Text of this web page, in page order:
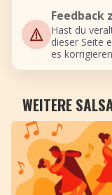
Feedback
Hast du
dieser Seite
es
WEITERE